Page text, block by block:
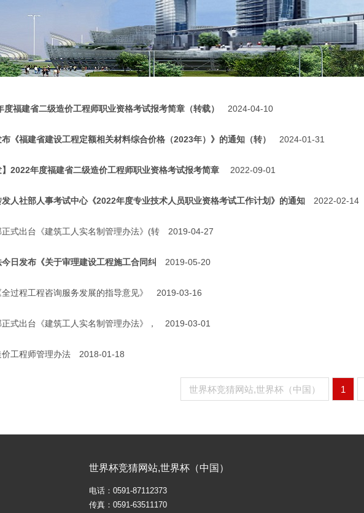
度福建省二级造价工程师职业资格考试报考简章（转载） 2024-04-10
布《福建省建设工程定额相关材料综合价格（2023年）》的通知（转） 2024-01-31
】2022年度福建省二级造价工程师职业资格考试报考简章 2022-09-01
发人社部人事考试中心《2022年度专业技术人员职业资格考试工作计划》的通知 2022-02-14
正式出台《建筑工人实名制管理办法》(转 2019-04-27
日发布《关于审理建设工程施工合同纠 2019-05-20
全过程工程咨询服务发展的指导意见》 2019-03-16
正式出台《建筑工人实名制管理办法》， 2019-03-01
价工程师管理办法 2018-01-18
世界杯竞猜网站,世界杯（中国） 1
世界杯竞猜网站,世界杯（中国）
电话：0591-87112373
传真：0591-63511170